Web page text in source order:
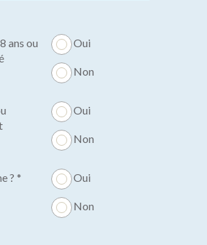
ans ou
Oui
Non
Oui
Non
? * Oui
Non